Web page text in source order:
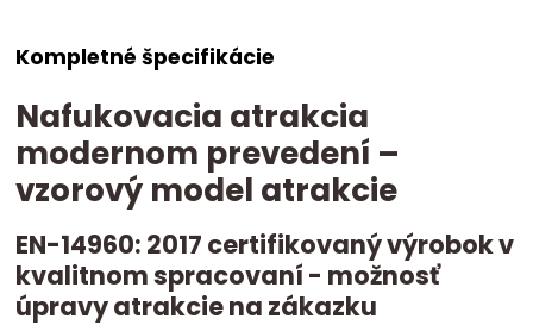
Kompletné špecifikácie
Nafukovacia atrakcia
modernom prevedení –
vzorový model atrakcie
EN-14960: 2017 certifikovaný výrobok v
kvalitnom spracovaní - možnosť
úpravy atrakcie na zákazku